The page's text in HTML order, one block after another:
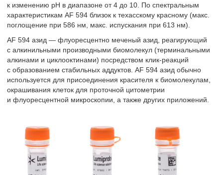
к изменению рН в диапазоне от 4 до 10. По спектральным
характеристикам AF 594 близок к техасскому красному (макс.
поглощение при 586 нм, макс. испускания при 613 нм).
AF 594 азид — флуоресцентно меченый азид, реагирующий
с алкинильными производными биомолекул (терминальными
алкинами и циклооктинами) посредством клик-реакций
с образованием стабильных аддуктов. AF 594 азид обычно
используется для присоединения красителя к биомолекулам,
окрашивания клеток для проточной цитометрии
и флуоресцентной микроскопии, а также других приложений.